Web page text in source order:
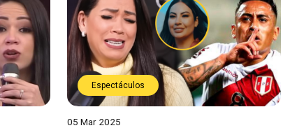
Espectáculos
05 Mar 2025